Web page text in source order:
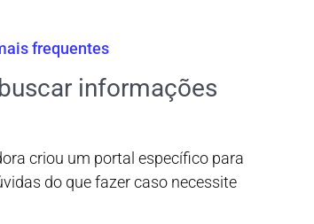
frequentes
informações
criou um portal específico para
do que fazer caso necessite